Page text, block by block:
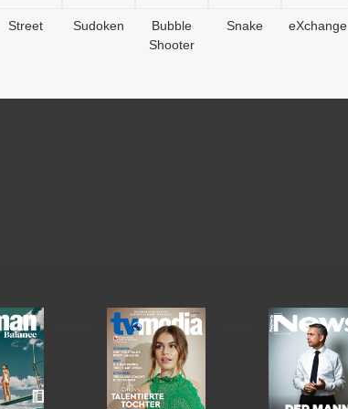
Street Sudoken
Bubble
Shooter
Snake eXchange